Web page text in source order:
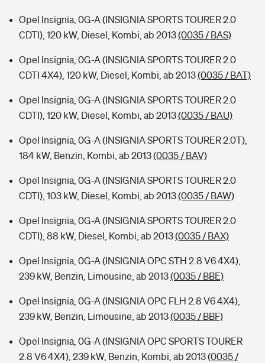
Opel Insignia, 0G-A (INSIGNIA SPORTS TOURER 2.0
CDTI), 120 kW, Diesel, Kombi, ab 2013(0035 / BAS)
Opel Insignia, 0G-A (INSIGNIA SPORTS TOURER 2.0
CDTI 4X4), 120 kW, Diesel, Kombi, ab 2013(0035 / BAT)
Opel Insignia, 0G-A (INSIGNIA SPORTS TOURER 2.0
CDTI), 120 kW, Diesel, Kombi, ab 2013(0035 / BAU)
Opel Insignia, 0G-A (INSIGNIA SPORTS TOURER 2.0T),
184 kW, Benzin, Kombi, ab 2013(0035 / BAV)
Opel Insignia, 0G-A (INSIGNIA SPORTS TOURER 2.0
CDTI), 103 kW, Diesel, Kombi, ab 2013(0035 / BAW)
Opel Insignia, 0G-A (INSIGNIA SPORTS TOURER 2.0
CDTI), 88 kW, Diesel, Kombi, ab 2013(0035 / BAX)
Opel Insignia, 0G-A (INSIGNIA OPC STH 2.8 V6 4X4),
239 kW, Benzin, Limousine, ab 2013(0035 / BBE)
Opel Insignia, 0G-A (INSIGNIA OPC FLH 2.8 V6 4X4),
239 kW, Benzin, Limousine, ab 2013(0035 / BBF)
Opel Insignia, 0G-A (INSIGNIA OPC SPORTS TOURER
2.8 V6 4X4), 239 kW, Benzin, Kombi, ab 2013(0035 /